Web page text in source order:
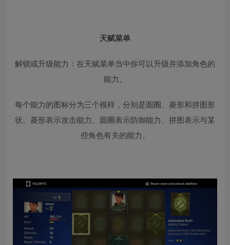
天赋菜单
解锁或升级能力：在天赋菜单当中你可以升级并添加角色的
能力。
每个能力的图标分为三个模样，分别是圆圈、菱形和拼图形
状。菱形表示攻击能力、圆圈表示防御能力、拼图表示与某
些角色有关的能力。